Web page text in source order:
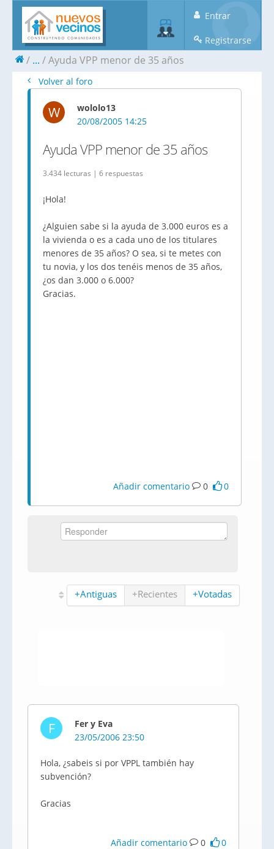
Entrar
Registrarse
... Ayuda VPP menor de 35 años
Volver al foro
W
wololo13
20/08/2005 14:25
Ayuda VPP menor de 35 años
3.434 lecturas | 6 respuestas
¡Hola!
¿Alguien sabe si la ayuda de 3.000 euros es a
la vivienda o es a cada uno de los titulares
menores de 35 años? O sea, si te metes con
tu novia, y los dos tenéis menos de 35 años,
¿os dan 3.000 o 6.000?
Gracias.
Añadir comentario 0 0
+Antiguas +Recientes +Votadas
F
Fer y Eva
23/05/2006 23:50
Hola, ¿sabeis si por VPPL también hay
subvención?
Gracias
Añadir comentario 0 0